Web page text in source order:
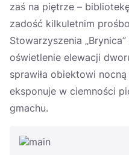
zaś na piętrze –
zadość kilkuletnim
Stowarzyszenia
oświetlenie elewacji
sprawiła obiektowi
eksponuje w ciemności
gmachu.